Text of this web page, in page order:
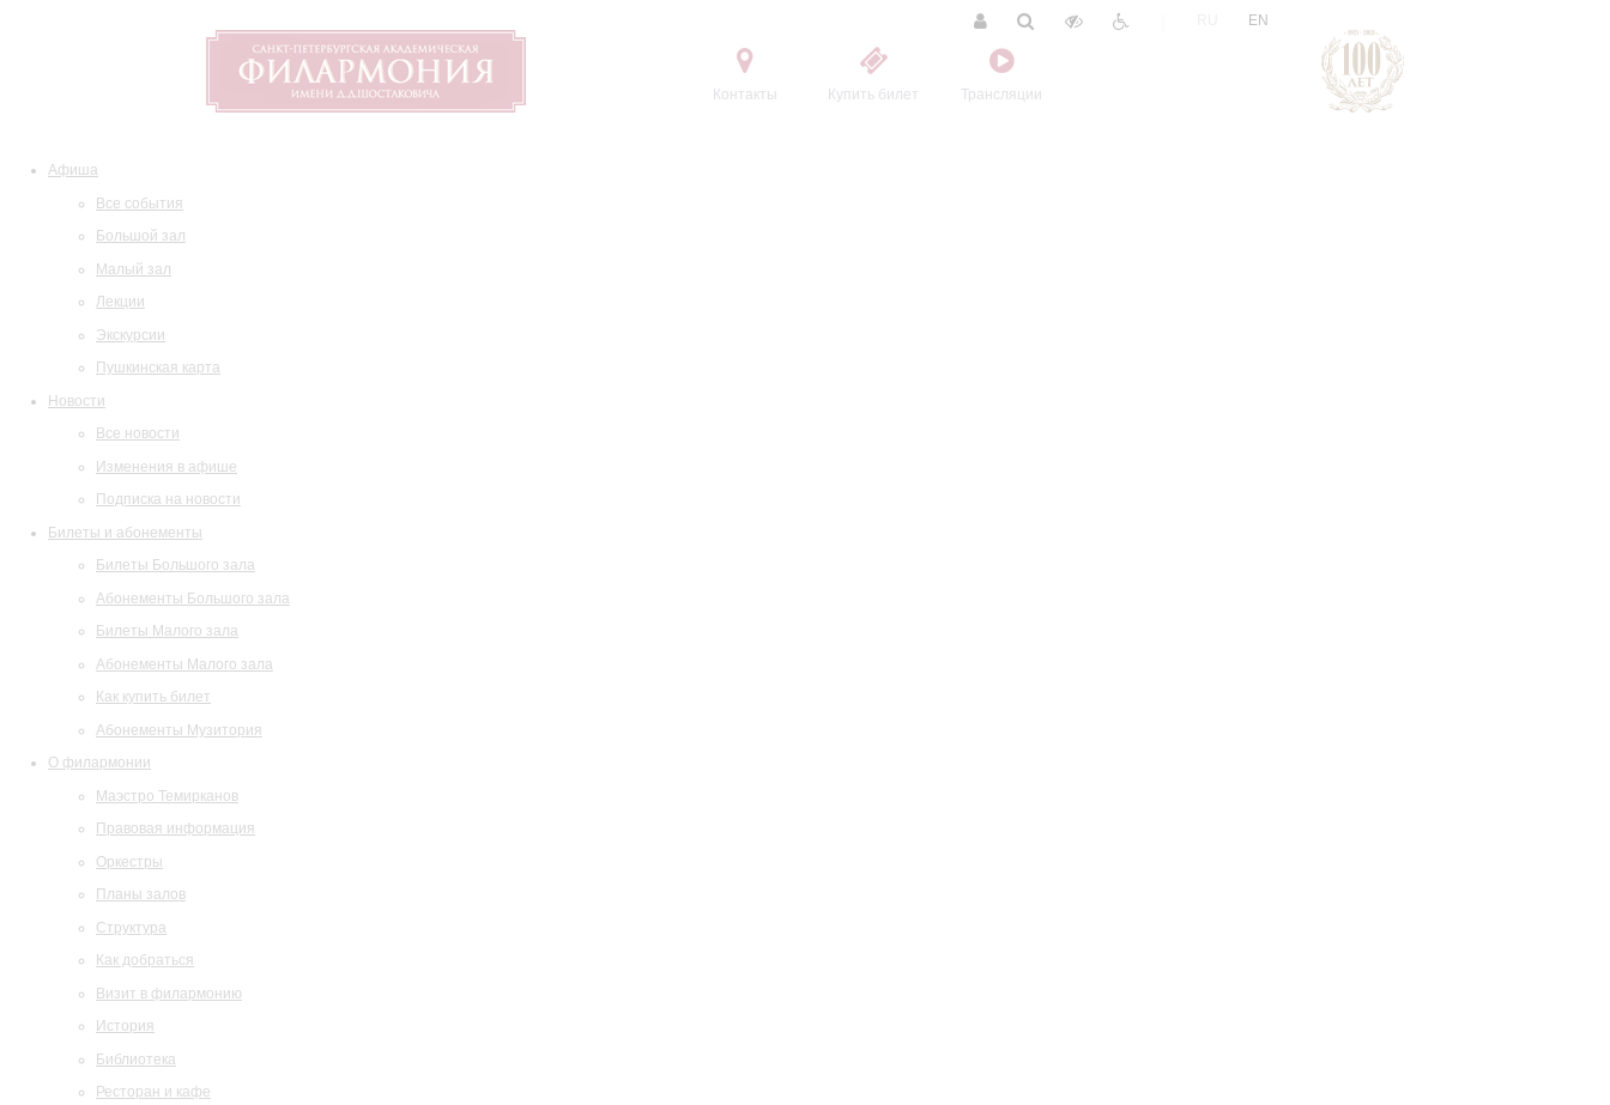
Контакты Купить билет Трансляции
EN
Афиша
Все события
Большой зал
Малый зал
Лекции
Экскурсии
Пушкинская карта
Новости
Все новости
Изменения в афише
Подписка на новости
Билеты и абонементы
Билеты Большого зала
Абонементы Большого зала
Билеты Малого зала
Абонементы Малого зала
Как купить билет
Абонементы Музитория
О филармонии
Маэстро Темирканов
Правовая информация
Оркестры
Планы залов
Структура
Как добраться
Визит в филармонию
История
Библиотека
Ресторан и кафе